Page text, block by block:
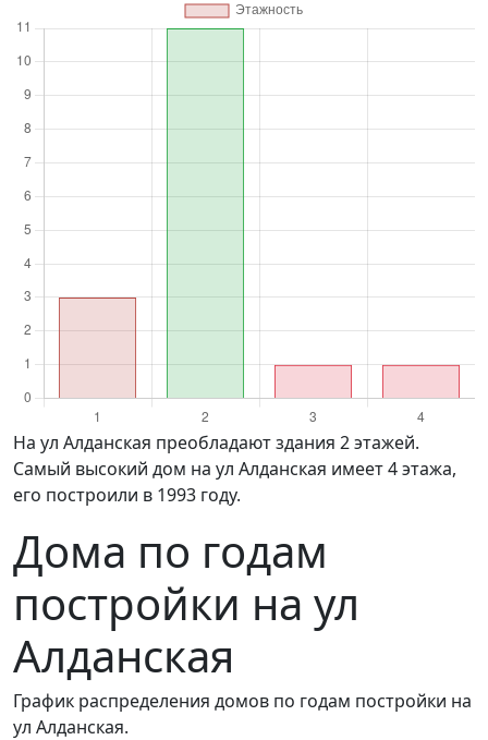
на ул Алданская преобладают здания 2 этажей.
Самый высокий дом на ул Алданская имеет 4 этажа,
его построили в 1993 году.
Дома по годам
постройки на ул
Алданская
График распределения домов по годам постройки на
ул Алданская.